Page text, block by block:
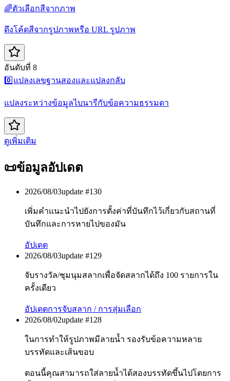
🌈ตัวเลือกสีจากภาพ
ดึงโค้ดสีจากรูปภาพหรือ URL รูปภาพ
อันดับที่ 8
0️⃣ แปลงเลขฐานสองและแปลงกลับ
แปลงระหว่างข้อมูลไบนารีกับข้อความธรรมดา
ดูเพิ่มเติม
📜ข้อมูลอัปเดต
2026/08/03update #130
เพิ่มคำแนะนำไปยังการตั้งค่าที่บันทึกไว้เกี่ยวกับสถานที่
บันทึกและการหายไปของมัน
อัปเดต
2026/08/03update #129
จับรางวัล/ชุมนุมสลากเพื่อจัดสลากได้ถึง 100 รายการใน
ครั้งเดียว
อัปเดตการจับสลาก / การสุ่มเลือก
2026/08/02update #128
ในการทำให้รูปภาพมีลายน้ำ รองรับข้อความหลาย
บรรทัดและเส้นขอบ
ตอนนี้คุณสามารถใส่ลายน้ำได้สองบรรทัดขึ้นไปโดยการ